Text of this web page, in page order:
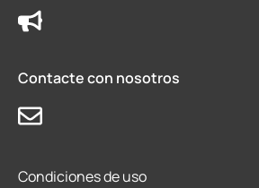
Contacte con nosotros
Condiciones de uso